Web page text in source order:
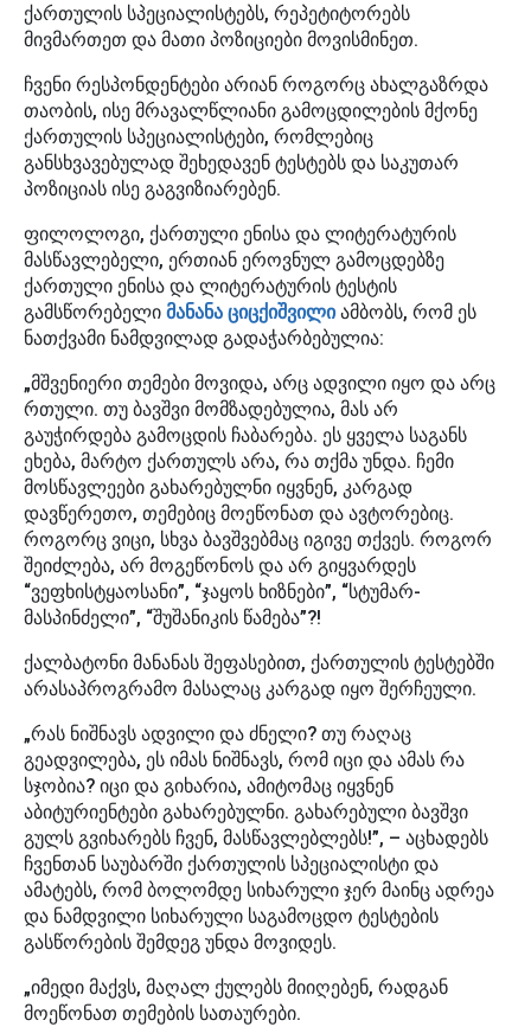
ქართულის სპეციალისტებს, რეპეტიტორებს
მივმართეთ და მათი პოზიციები მოვისმინეთ.
ჩვენი რესპონდენტები არიან როგორც ახალგაზრდა
თაობის, ისე მრავალწლიანი გამოცდილების მქონე
ქართულის სპეციალისტები, რომლებიც
განსხვავებულად შეხედავენ ტესტებს და საკუთარ
პოზიციას ისე გაგვიზიარებენ.
ფილოლოგი, ქართული ენისა და ლიტერატურის
მასწავლებელი, ერთიან ეროვნულ გამოცდებზე
ქართული ენისა და ლიტერატურის ტესტის
გამსწორებელი მანანა ციცქიშვილიამბობს, რომ ეს
ნათქვამი ნამდვილად გადაჭარბებულია:
„მშვენიერი თემები მოვიდა, არც ადვილი იყო და არც
რთული. თუ ბავშვი მომზადებულია, მას არ
გაუჭირდება გამოცდის ჩაბარება. ეს ყველა საგანს
ეხება, მარტო ქართულს არა, რა თქმა უნდა. ჩემი
მოსწავლეები გახარებულნი იყვნენ, კარგად
დავწერეთო, თემებიც მოეწონათ და ავტორებიც.
როგორც ვიცი, სხვა ბავშვებმაც იგივე თქვეს. როგორ
შეიძლება, არ მოგეწონოს და არ გიყვარდეს
“ვეფხისტყაოსანი”, “ჯაყოს ხიზნები”, “სტუმარ-
მასპინძელი”, “შუშანიკის წამება”?!
ქალბატონი მანანას შეფასებით, ქართულის ტესტებში
არასაპროგრამო მასალაც კარგად იყო შერჩეული.
„რას ნიშნავს ადვილი და ძნელი? თუ რაღაც
გეადვილება, ეს იმას ნიშნავს, რომ იცი და ამას რა
სჯობია? იცი და გიხარია, ამიტომაც იყვნენ
აბიტურიენტები გახარებულნი. გახარებული ბავშვი
გულს გვიხარებს ჩვენ, მასწავლებლებს!”, – აცხადებს
ჩვენთან საუბარში ქართულის სპეციალისტი და
ამატებს, რომ ბოლომდე სიხარული ჯერ მაინც ადრეა
და ნამდვილი სიხარული საგამოცდო ტესტების
გასწორების შემდეგ უნდა მოვიდეს.
„იმედი მაქვს, მაღალ ქულებს მიიღებენ, რადგან
მოეწონათ თემების სათაურები.